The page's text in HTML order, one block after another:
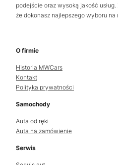
podejście oraz wysoką jakość
że dokonasz najlepszego wyboru
O firmie
Historia MWCars
Kontakt
Polityka prywatności
Samochody
Auta od ręki
Auta na zamówienie
Serwis